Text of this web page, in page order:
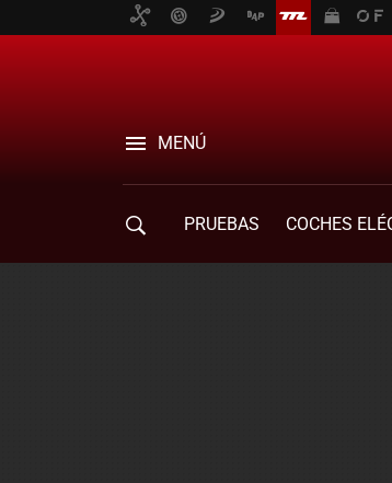
MENÚ
PRUEBAS COCHES